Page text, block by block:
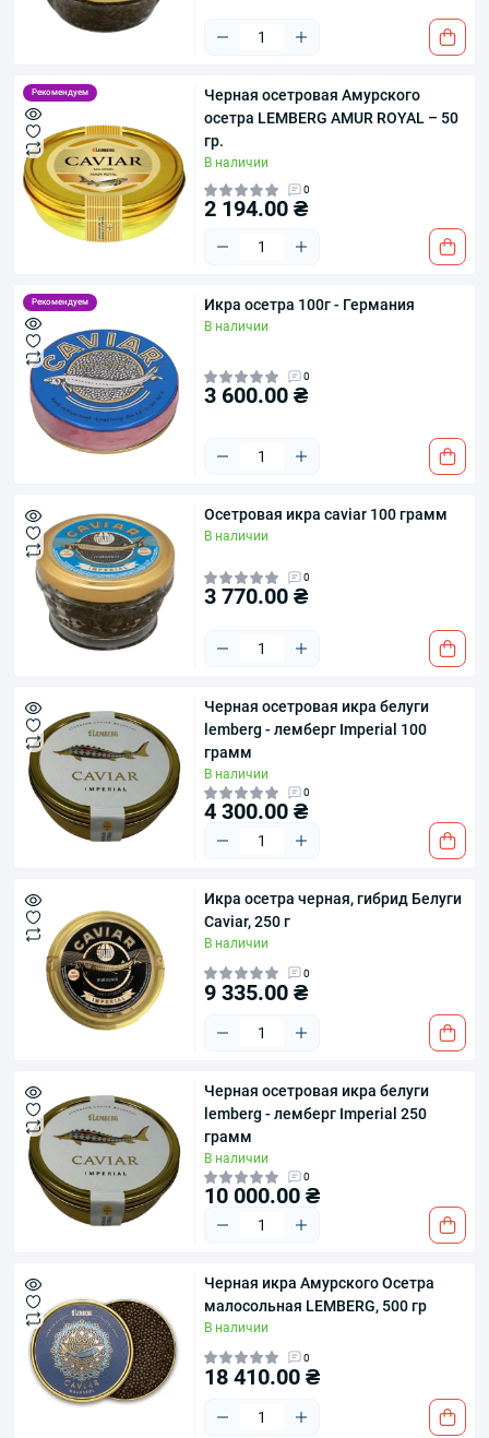
Рекомендуем
Черная осетровая Амурского
осетра LEMBERG AMUR ROYAL – 50
гр.
В наличии
0
2 194.00 ₴
Рекомендуем Икра осетра 100г - Германия
В наличии
0
3 600.00 ₴
Осетровая икра caviar 100 грамм
В наличии
0
3 770.00 ₴
Черная осетровая икра белуги
lemberg - лемберг Imperial 100
грамм
В наличии
0
4 300.00 ₴
Икра осетра черная, гибрид Белуги
Caviar, 250 г
В наличии
0
9 335.00 ₴
Черная осетровая икра белуги
lemberg - лемберг Imperial 250
грамм
В наличии
0
10 000.00 ₴
Черная икра Амурского Осетра
малосольная LEMBERG, 500 гр
В наличии
0
18 410.00 ₴